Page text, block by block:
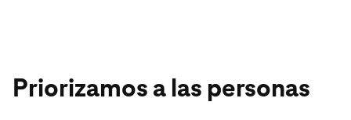
Priorizamos a las personas